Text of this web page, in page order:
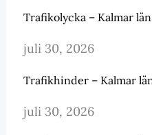
Trafikolycka – Kalmar län
juli 30, 2026
Trafikhinder – Kalmar
juli 30, 2026